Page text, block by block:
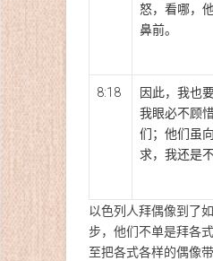
怒，看哪，
鼻前。
8:18
因此，我也
我眼必不顾
们；他们虽
求，我还是不
以色列人拜偶像到了
步，他们不单是拜各
至把各式各样的偶像